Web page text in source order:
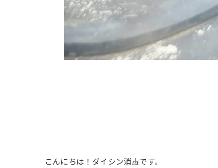
こんにちは！ダイシン消毒です。